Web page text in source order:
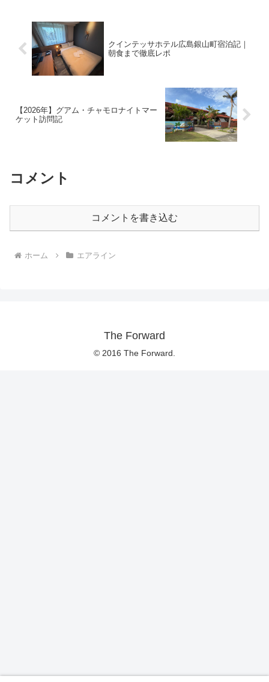
クインテッサホテル広島銀山町宿泊記｜
朝食まで徹底レポ
【2026年】グアム・チャモロナイトマー
ケット訪問記
コメント
コメントを書き込む
ホーム エアライン
The Forward
© 2016 The Forward.